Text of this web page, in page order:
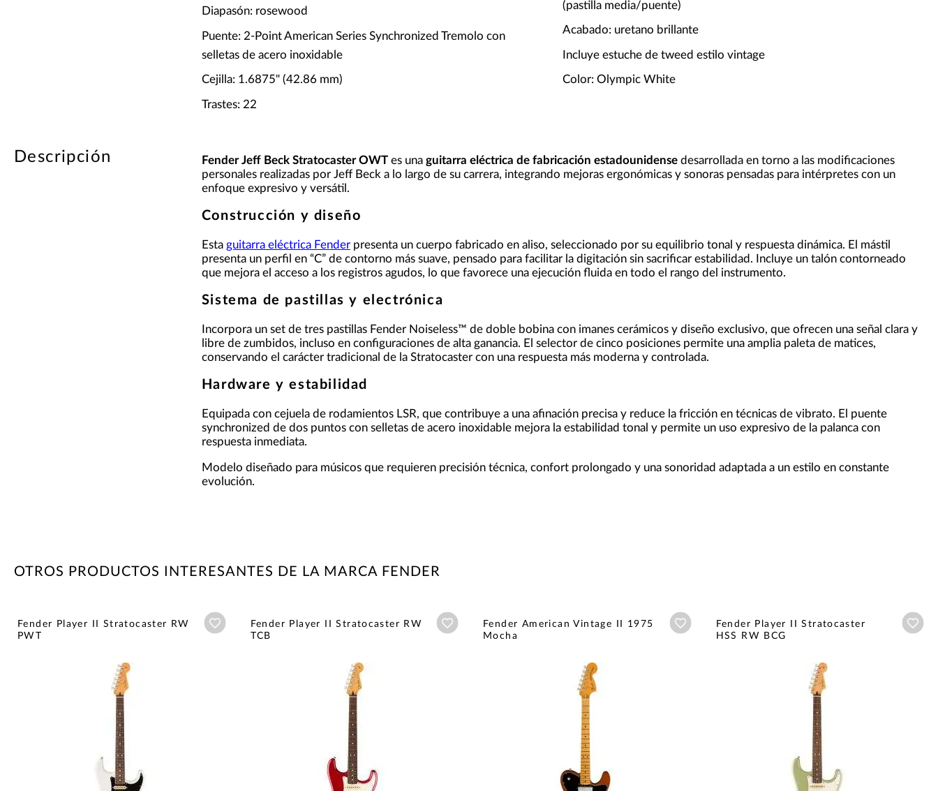
Diapasón: rosewood
Puente: 2-Point American Series Synchronized Tremolo con
selletas de acero inoxidable
Cejilla: 1.6875" (42.86 mm)
Trastes: 22
(pastilla media/puente)
Acabado: uretano brillante
Incluye estuche de tweed estilo vintage
Color: Olympic White
Descripción Fender Jeff Beck Stratocaster OWTes una guitarra eléctrica de fabricación estadounidensedesarrollada en torno a las modificaciones
personales realizadas por Jeff Beck a lo largo de su carrera, integrando mejoras ergonómicas y sonoras pensadas para intérpretes con un
enfoque expresivo y versátil.
Construcción y diseño
Esta guitarra eléctrica Fenderpresenta un cuerpo fabricado en aliso, seleccionado por su equilibrio tonal y respuesta dinámica. El mástil
presenta un perfil en “C” de contorno más suave, pensado para facilitar la digitación sin sacrificar estabilidad. Incluye un talón contorneado
que mejora el acceso a los registros agudos, lo que favorece una ejecución fluida en todo el rango del instrumento.
Sistema de pastillas y electrónica
Incorpora un set de tres pastillas Fender Noiseless™ de doble bobina con imanes cerámicos y diseño exclusivo, que ofrecen una señal clara y
libre de zumbidos, incluso en configuraciones de alta ganancia. El selector de cinco posiciones permite una amplia paleta de matices,
conservando el carácter tradicional de la Stratocaster con una respuesta más moderna y controlada.
Hardware y estabilidad
Equipada con cejuela de rodamientos LSR, que contribuye a una afinación precisa y reduce la fricción en técnicas de vibrato. El puente
synchronized de dos puntos con selletas de acero inoxidable mejora la estabilidad tonal y permite un uso expresivo de la palanca con
respuesta inmediata.
Modelo diseñado para músicos que requieren precisión técnica, confort prolongado y una sonoridad adaptada a un estilo en constante
evolución.
OTROS PRODUCTOS INTERESANTES DE LA MARCA FENDER
Fender Player II Stratocaster RW
PWT
Añadir a wishlist
Fender Player II Stratocaster RW
TCB
Añadir a wishlist
Fender American Vintage II 1975
Mocha
Añadir a wishlist
Fender Player II Stratocaster
HSS RW BCG